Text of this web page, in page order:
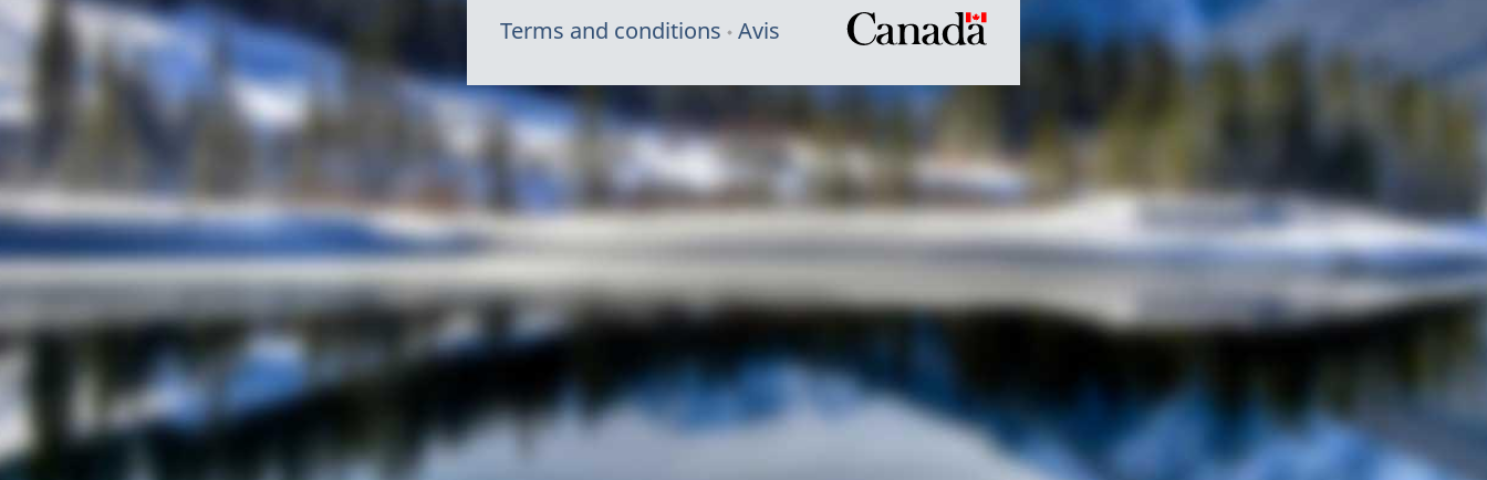
Terms and conditions Avis
/
gouvernement
du
Canada